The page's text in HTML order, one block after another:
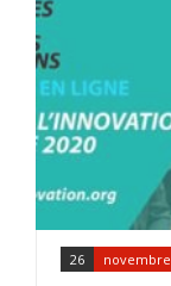
26 novembre